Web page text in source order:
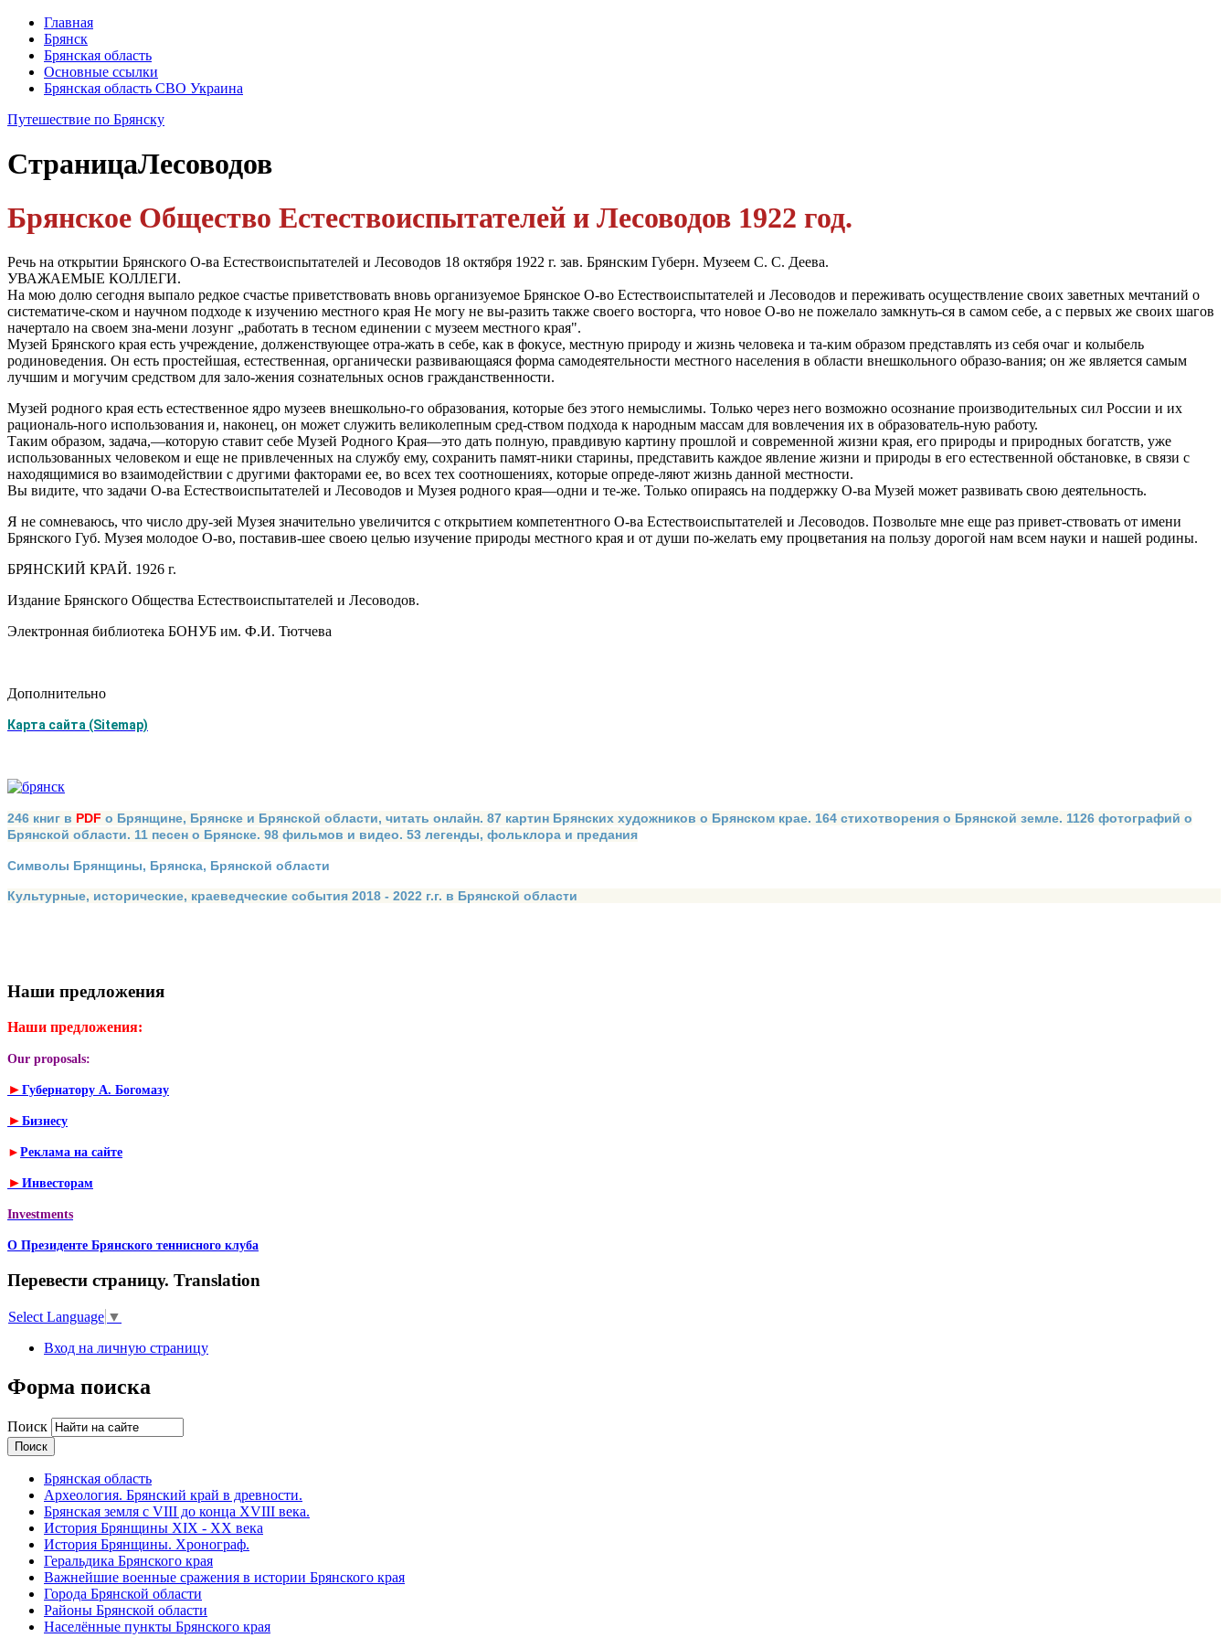
Главная
Брянск
Брянская область
Основные ссылки
Брянская область СВО Украина
Путешествие по Брянску
СтраницаЛесоводов
Брянское Общество Естествоиспытателей и Лесоводов 1922 год.
Речь на открытии Брянского О-ва Естествоиспытателей и Лесоводов 18 октября 1922 г. зав. Брянским Губерн. Музеем С. С. Деева.
УВАЖАЕМЫЕ КОЛЛЕГИ.
На мою долю сегодня выпало редкое счастье приветствовать вновь организуемое Брянское О-во Естествоиспытателей и Лесоводов и переживать осуществление своих заветных мечтаний о
систематиче-ском и научном подходе к изучению местного края Не могу не вы-разить также своего восторга, что новое О-во не пожелало замкнуть-ся в самом себе, а с первых же своих шагов
начертало на своем зна-мени лозунг „работать в тесном единении с музеем местного края".
Музей Брянского края есть учреждение, долженствующее отра-жать в себе, как в фокусе, местную природу и жизнь человека и та-ким образом представлять из себя очаг и колыбель
родиноведения. Он есть простейшая, естественная, органически развивающаяся форма самодеятельности местного населения в области внешкольного образо-вания; он же является самым
лучшим и могучим средством для зало-жения сознательных основ гражданственности.
Музей родного края есть естественное ядро музеев внешкольно-го образования, которые без этого немыслимы. Только через него возможно осознание производительных сил России и их
рациональ-ного использования и, наконец, он может служить великолепным сред-ством подхода к народным массам для вовлечения их в образователь-ную работу.
Таким образом, задача,—которую ставит себе Музей Родного Края—это дать полную, правдивую картину прошлой и современной жизни края, его природы и природных богатств, уже
использованных человеком и еще не привлеченных на службу ему, сохранить памят-ники старины, представить каждое явление жизни и природы в его естественной обстановке, в связи с
находящимися во взаимодействии с другими факторами ее, во всех тех соотношениях, которые опреде-ляют жизнь данной местности.
Вы видите, что задачи О-ва Естествоиспытателей и Лесоводов и Музея родного края—одни и те-же. Только опираясь на поддержку О-ва Музей может развивать свою деятельность.
Я не сомневаюсь, что число дру-зей Музея значительно увеличится с открытием компетентного О-ва Естествоиспытателей и Лесоводов. Позвольте мне еще раз привет-ствовать от имени
Брянского Губ. Музея молодое О-во, поставив-шее своею целью изучение природы местного края и от души по-желать ему процветания на пользу дорогой нам всем науки и нашей родины.
БРЯНСКИЙ КРАЙ. 1926 г.
Издание Брянского Общества Естествоиспытателей и Лесоводов.
Электронная библиотека БОНУБ им. Ф.И. Тютчева
Дополнительно
Карта сайта (Sitemap)
246 книг в PDF о Брянщине, Брянске и Брянской области, читать онлайн. 87 картин Брянских художников о Брянском крае. 164 стихотворения о Брянской земле. 1126 фотографий о
Брянской области. 11 песен о Брянске. 98 фильмов и видео. 53 легенды, фольклора и предания
Символы Брянщины, Брянска, Брянской области
Культурные, исторические, краеведческие события 2018 - 2022 г.г. в Брянской области
Наши предложения
Наши предложения:
Our proposals:
► Губернатору А. Богомазу
► Бизнесу
► Реклама на сайте
► Инвесторам
Investments
О Президенте Брянского теннисного клуба
Перевести страницу. Translation
Select Language ▼
Вход на личную страницу
Форма поиска
Поиск
Брянская область
Археология. Брянский край в древности.
Брянская земля с VIII до конца XVIII века.
История Брянщины XIX - XX века
История Брянщины. Хронограф.
Геральдика Брянского края
Важнейшие военные сражения в истории Брянского края
Города Брянской области
Районы Брянской области
Населённые пункты Брянского края